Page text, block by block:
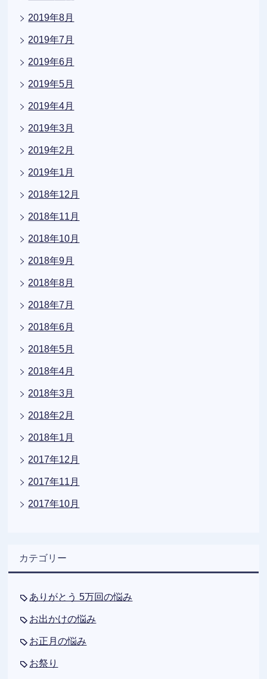
2019年8月
2019年7月
2019年6月
2019年5月
2019年4月
2019年3月
2019年2月
2019年1月
2018年12月
2018年11月
2018年10月
2018年9月
2018年8月
2018年7月
2018年6月
2018年5月
2018年4月
2018年3月
2018年2月
2018年1月
2017年12月
2017年11月
2017年10月
カテゴリー
ありがとう 5万回の悩み
お出かけの悩み
お正月の悩み
お祭り